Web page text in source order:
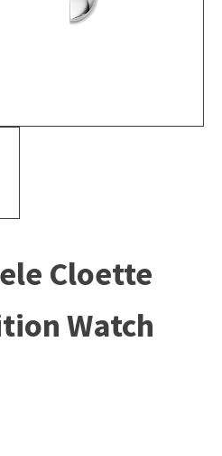
Cloette
Watch